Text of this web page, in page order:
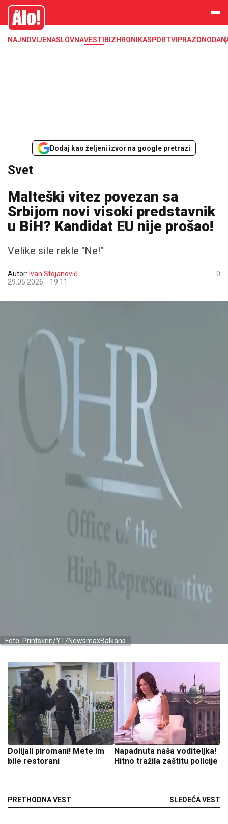
Svet, Ruske vesti, Planeta, Region
Alo
NAJNOVIJENASLOVNAVESTI BIZHRONIKASPORTVIPRAZONODA
Dodaj kao željeni izvor na google pretrazi
Svet
Malteški vitez povezan sa
Srbijom novi visoki predstavnik
u BiH? Kandidat EU nije prošao!
Velike sile rekle "Ne!"
Autor: Ivan Stojanović
29.05.2026.
19:11
0
Foto: Printskrin/YT/NewsmaxBalkans
Dolijali piromani! Mete im
bile restorani
PRETHODNA VEST
Napadnuta naša voditeljka!
Hitno tražila zaštitu policije
SLEDEĆA VEST